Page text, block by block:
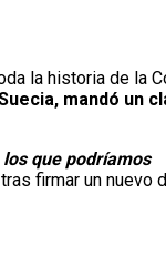
la historia de la
mandó un
que podríamos
firmar un nuevo